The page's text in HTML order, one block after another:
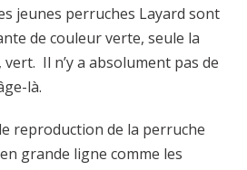
jeunes perruches Layard sont
de couleur verte, seule la
Il n’y a absolument pas de
là.
reproduction de la perruche
grande ligne comme les